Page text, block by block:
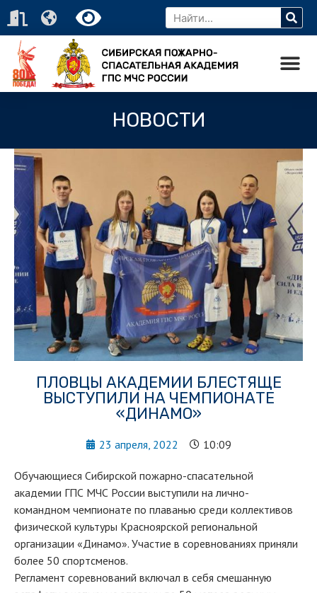
НОВОСТИ
ПЛОВЦЫ АКАДЕМИИ БЛЕСТЯЩЕ
ВЫСТУПИЛИ НА ЧЕМПИОНАТЕ
«ДИНАМО»
23 апреля, 2022 10:09
Обучающиеся Сибирской пожарно-спасательной
академии ГПС МЧС России выступили на лично-
командном чемпионате по плаванью среди коллективов
физической культуры Красноярской региональной
организации «Динамо». Участие в соревнованиях приняли
более 50 спортсменов.
Регламент соревнований включал в себя смешанную